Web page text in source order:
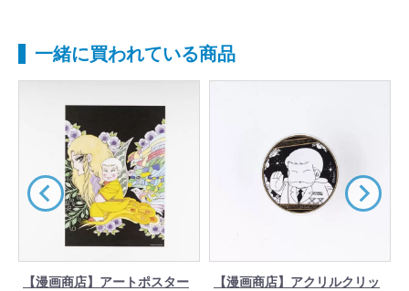
一緒に買われている商品
【漫画商店】アートポスター
【漫画商店】アクリルクリッ